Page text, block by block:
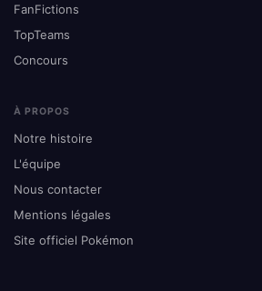
FanFictions
TopTeams
Concours
À PROPOS
Notre histoire
L'équipe
Nous contacter
Mentions légales
Site officiel Pokémon